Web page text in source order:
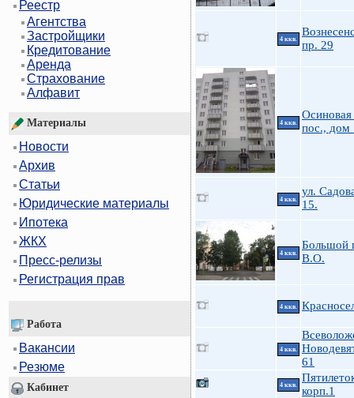
Реестр
Агентства
Застройщики
Кредитование
Аренда
Страхование
Алфавит
Материалы
Новости
Архив
Статьи
Юридические материалы
Ипотека
ЖКХ
Пресс-релизы
Регистрация прав
Работа
Вакансии
Резюме
Кабинет
4 ккв.
пр. 29
4 ккв.
пос., дом
4 ккв.
ул.
15.
4 ккв.
Большой
В.О.
4 ккв.
4 ккв.
61
4 ккв.
корп.1